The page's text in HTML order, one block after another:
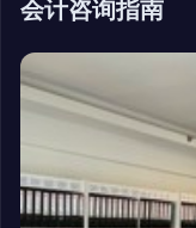
会计咨询指南